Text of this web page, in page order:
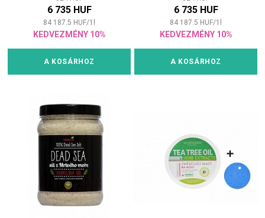
6 735 HUF
84 187.5 HUF/1
KEDVEZMÉNY 10%
A KOSÁRHOZ
6 735 HUF
84 187.5 HUF/1
KEDVEZMÉNY 10%
A KOSÁRHOZ